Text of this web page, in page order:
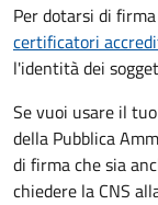
Per dotarsi di
certificatori
l'identità dei
Se vuoi usare il
della Pubblica
di firma che sia
chiedere la CNS